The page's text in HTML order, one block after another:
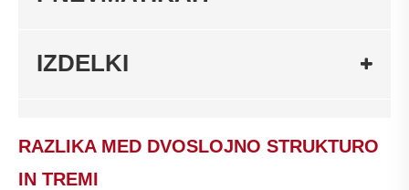
IZDELKI
RAZLIKA MED DVOSLOJNO STRUKTURO
IN TREMI